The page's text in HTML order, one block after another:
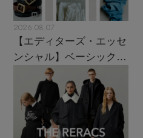
2026.08.07
【エディターズ・エッセ
ンシャル】ベーシックと
トレンドが交差する16の